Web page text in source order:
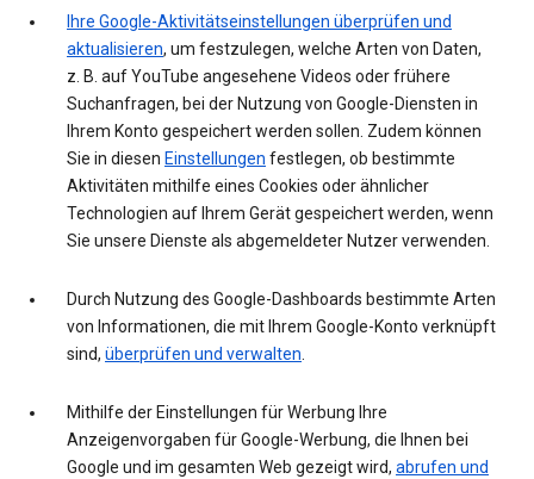
Ihre Google-Aktivitätseinstellungen überprüfen und
aktualisieren, um festzulegen, welche Arten von Daten,
z. B. auf YouTube angesehene Videos oder frühere
Suchanfragen, bei der Nutzung von Google-Diensten in
Ihrem Konto gespeichert werden sollen. Zudem können
Sie in diesen Einstellungen festlegen, ob bestimmte
Aktivitäten mithilfe eines Cookies oder ähnlicher
Technologien auf Ihrem Gerät gespeichert werden, wenn
Sie unsere Dienste als abgemeldeter Nutzer verwenden.
Durch Nutzung des Google-Dashboards bestimmte Arten
von Informationen, die mit Ihrem Google-Konto verknüpft
sind, überprüfen und verwalten.
Mithilfe der Einstellungen für Werbung Ihre
Anzeigenvorgaben für Google-Werbung, die Ihnen bei
Google und im gesamten Web gezeigt wird, abrufen und